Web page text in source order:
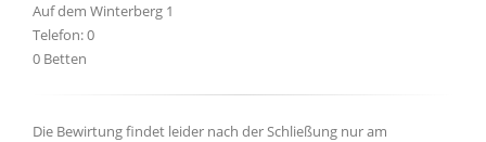
Auf dem Winterberg 1
Telefon: 0
0 Betten
Die Bewirtung findet leider nach der Schließung nur am